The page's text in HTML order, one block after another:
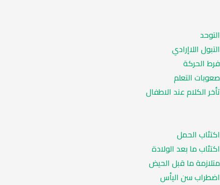
التوحد
التبول اللاإرادي
فرط الحركة
صعوبات التعلم
تأخر الكلام عند الاطفال
اكتئاب الحمل
اكتئاب ما بعد الولادة
متلازمة ما قبل الحيض
اضطراب سن اليأس